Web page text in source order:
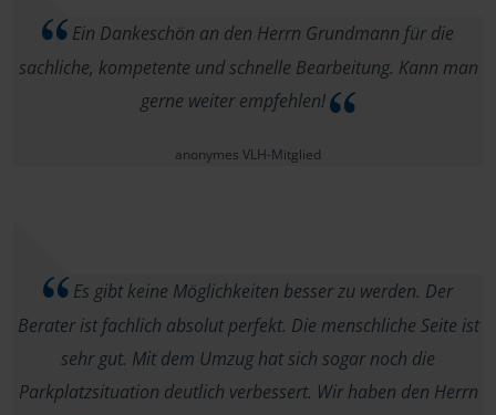
Ein Dankeschön an den Herrn Grundmann für die
sachliche, kompetente und schnelle Bearbeitung. Kann man
gerne weiter empfehlen!
anonymes VLH-Mitglied
Es gibt keine Möglichkeiten besser zu werden. Der
Berater ist fachlich absolut perfekt. Die menschliche Seite ist
sehr gut. Mit dem Umzug hat sich sogar noch die
Parkplatzsituation deutlich verbessert. Wir haben den Herrn